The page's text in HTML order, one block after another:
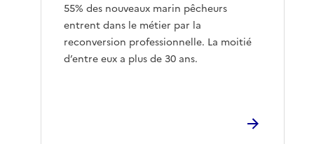
55% des nouveaux marin pêcheurs
entrent dans le métier par la
reconversion professionnelle. La moitié
d’entre eux a plus de 30 ans.